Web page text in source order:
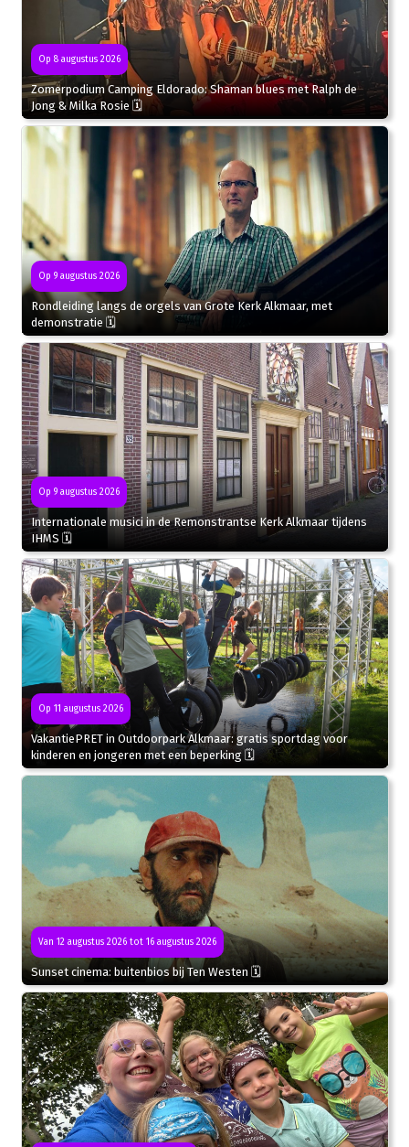
Op 8 augustus 2026
Zomerpodium Camping Eldorado: Shaman blues met Ralph de
Jong & Milka Rosie 🗓
Op 9 augustus 2026
Rondleiding langs de orgels van Grote Kerk Alkmaar, met
demonstratie 🗓
Op 9 augustus 2026
Internationale musici in de Remonstrantse Kerk Alkmaar tijdens
IHMS 🗓
Op 11 augustus 2026
VakantiePRET in Outdoorpark Alkmaar: gratis sportdag voor
kinderen en jongeren met een beperking 🗓
Van 12 augustus 2026 tot 16 augustus 2026
Sunset cinema: buitenbios bij Ten Westen 🗓